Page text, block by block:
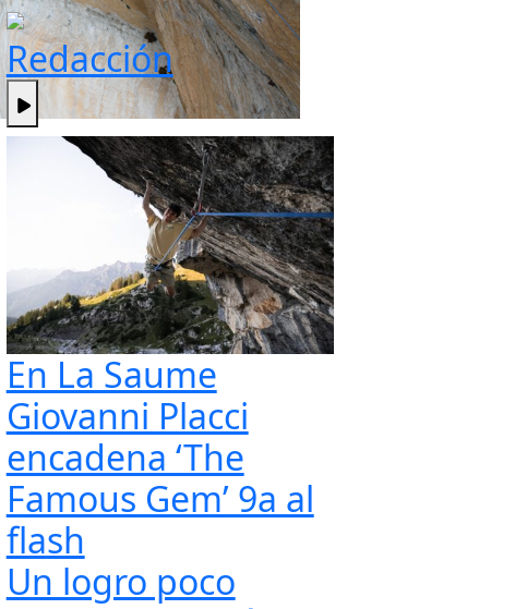
Redacción
En La Saume
Giovanni Placci
encadena ‘The
Famous Gem’ 9a al
flash
Un logro poco